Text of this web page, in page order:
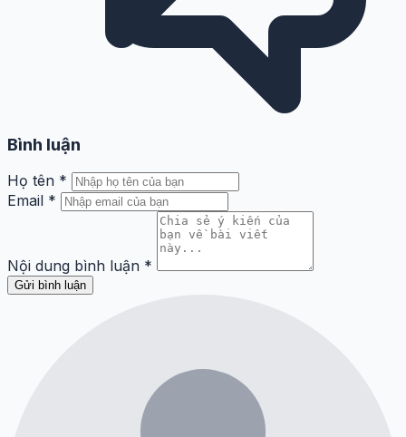
Bình luận
Họ tên *
Email *
Nội dung bình luận *
Gửi bình luận